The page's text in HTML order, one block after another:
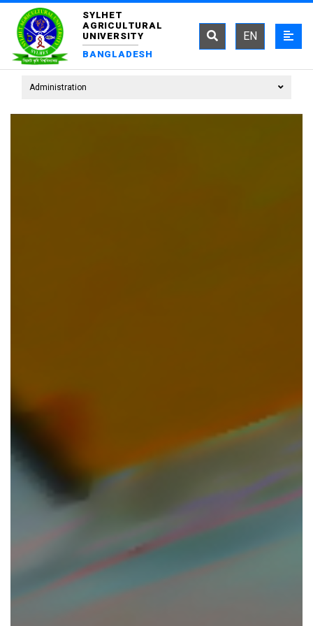
SYLHET
AGRICULTURAL
UNIVERSITY
BANGLADESH
EN
Administration